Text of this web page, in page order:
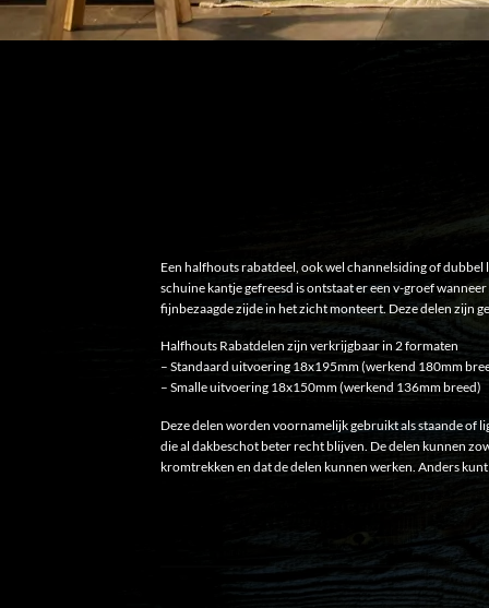
Een halfhouts rabatdeel, ook wel channelsiding of
schuine kantje gefreesd is ontstaat er een v-groef
fijnbezaagde zijde in het zicht monteert. Deze delen zijn
Halfhouts Rabatdelen zijn verkrijgbaar in 2 formaten
– Standaard uitvoering 18x195mm (werkend 180mm
– Smalle uitvoering 18x150mm (werkend 136mm breed)
Deze delen worden voornamelijk gebruikt als staande of
die al dakbeschot beter recht blijven. De delen kunnen
kromtrekken en dat de delen kunnen werken. Anders